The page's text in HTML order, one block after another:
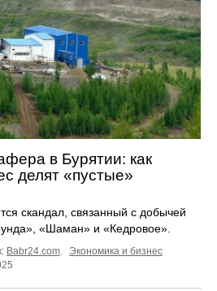
в Бурятии: как
делят «пустые»
скандал, связанный с добычей
«Шаман» и «Кедровое».
Babr24.com.
Экономика и бизнес